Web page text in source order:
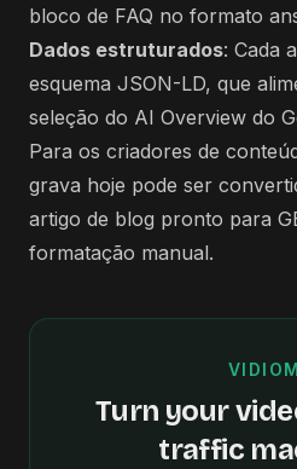
bloco de FAQ no formato
Dados estruturados: Cada
esquema JSON-LD, que
seleção do AI Overview do
Para os criadores de
grava hoje pode ser
artigo de blog pronto para
formatação manual.
Turn your
traffic